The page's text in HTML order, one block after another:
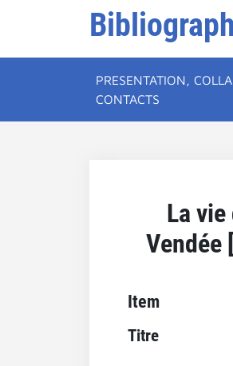
PRESENTATION,
CONTACTS
La
Vendée
Item
Titre